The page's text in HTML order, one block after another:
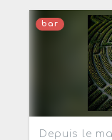
bar
Depuis le